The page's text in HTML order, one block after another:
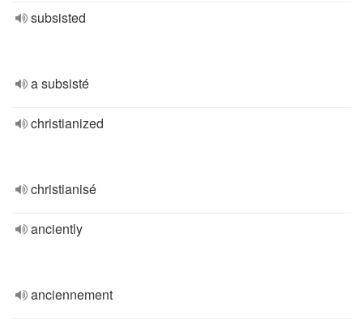
subsisted
a subsisté
christianized
christianisé
anciently
anciennement